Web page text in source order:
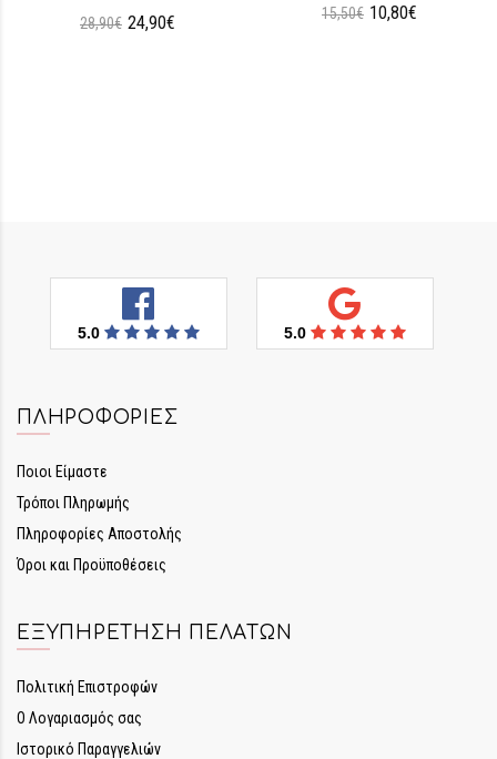
28,90€ 24,90€ 15,50€ 10,80€
5.0 5.0
ΠΛΗΡΟΦΟΡΊΕΣ
Ποιοι Είμαστε
Τρόποι Πληρωμής
Πληροφορίες Αποστολής
Όροι και Προϋποθέσεις
ΕΞΥΠΗΡΈΤΗΣΗ ΠΕΛΑΤΏΝ
Πολιτική Επιστροφών
Ο Λογαριασμός σας
Ιστορικό Παραγγελιών